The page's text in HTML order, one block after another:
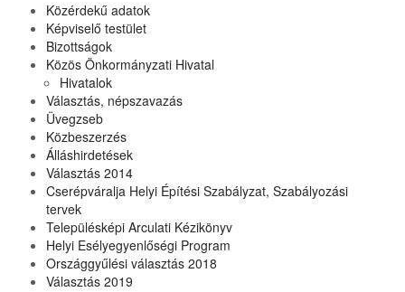
Közérdekű adatok
Képviselő testület
Bizottságok
Közös Önkormányzati Hivatal
Hivatalok
Választás, népszavazás
Üvegzseb
Közbeszerzés
Álláshirdetések
Választás 2014
Cserépváralja Helyi Építési Szabályzat, Szabályozási
tervek
Településképi Arculati Kézikönyv
Helyi Esélyegyenlőségi Program
Országgyűlési választás 2018
Választás 2019